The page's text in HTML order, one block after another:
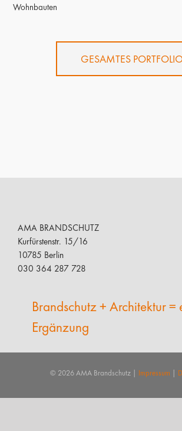
Wohnbauten
GESAMTES
AMA BRANDSCHUTZ
Kurfürstenstr. 15/16
10785 Berlin
030 364 287 728
Brandschutz + Architektur =
Ergänzung
© 2026 AMA Brandschutz | Impressum |